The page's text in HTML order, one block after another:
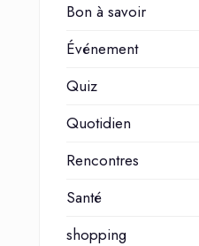
Bon à savoir
Événement
Quiz
Quotidien
Rencontres
Santé
shopping